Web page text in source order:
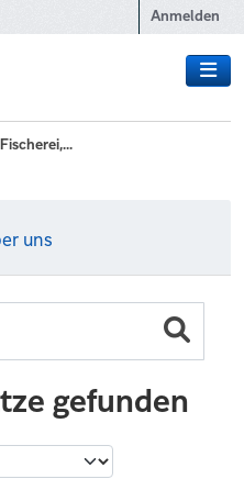
Anmelden
uns
gefunden